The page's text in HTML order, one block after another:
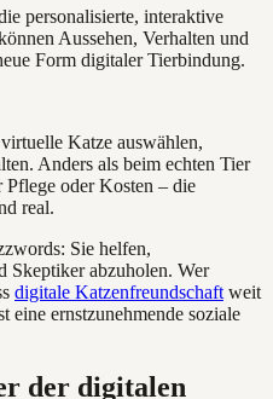
personalisierte, interaktive
Aussehen, Verhalten und
Form digitaler Tierbindung.
Katze auswählen,
Anders als beim echten Tier
oder Kosten – die
real.
Sie helfen,
Skeptiker abzuholen. Wer
digitale Katzenfreundschaft weit
eine ernstzunehmende soziale
der digitalen